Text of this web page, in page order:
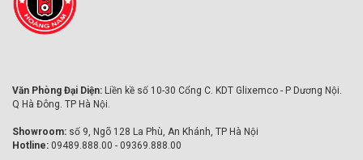
Văn Phòng Đại Diện: Liền kề số 10-30 Cổng C. KDT Glixemco - P Dương Nội.
Q Hà Đông. TP Hà Nội.
Showroom: số 9, Ngõ 128 La Phù, An Khánh, TP Hà Nội
Hotline: 09489.888.00 - 09369.888.00